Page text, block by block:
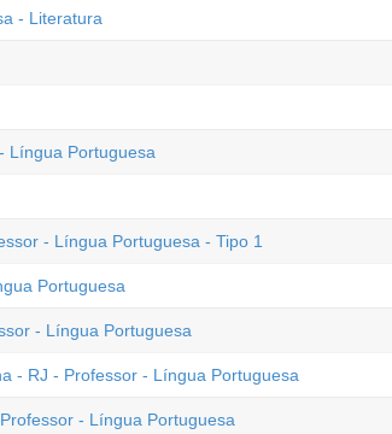
- Literatura
Língua Portuguesa
- Língua Portuguesa - Tipo 1
Portuguesa
- Língua Portuguesa
- RJ - Professor - Língua Portuguesa
- Língua Portuguesa